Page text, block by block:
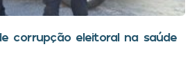
corrupção eleitoral na saúde